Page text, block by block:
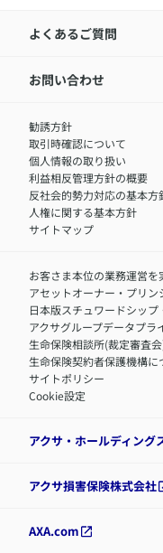
アクサのネット完結保
アクサ生命が選ばれる理
IR情報
サステナビリティの取り
お客さまを金融犯罪か
アクサグループについて
採用情報トップ
中途採用：内勤正社員
職）
中途採用：フィナンシ
障害者採用
よくあるご質問
お問い合わせ
勧誘方針
取引時確認について
個人情報の取り扱い
利益相反管理方針の概要
反社会的勢力対応の基本方
人権に関する基本方針
サイトマップ
お客さま本位の業務運営
アセットオーナー・プリ
日本版スチュワードシッ
アクサグループデータプラ
生命保険相談所(裁定審査
生命保険契約者保護機構に
サイトポリシー
Cookie設定
アクサ・ホールディング
アクサ損害保険株式会社
AXA.com